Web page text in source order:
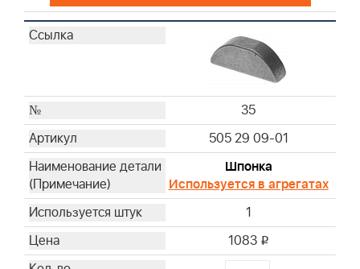
35
505 29 09-01
Шпонка
Используется в агрегатах
1
1083 i